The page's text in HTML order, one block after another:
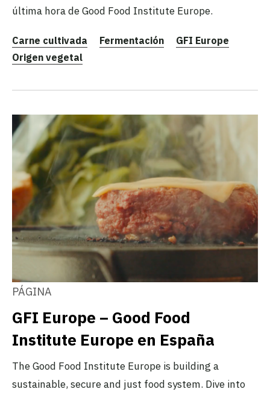
última hora de Good Food Institute Europe.
Carne cultivada Fermentación
GFI Europe
Origen vegetal
PÁGINA
GFI Europe – Good Food
Institute Europe en España
The Good Food Institute Europe is building a
sustainable, secure and just food system. Dive into